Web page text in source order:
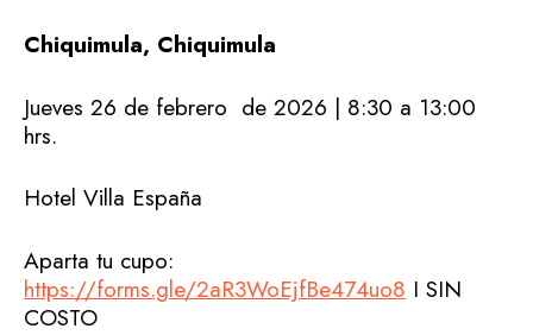
Chiquimula, Chiquimula
Jueves 26 de febrero de 2026 | 8:30 a 13:00
hrs.
Hotel Villa España
Aparta tu cupo:
https://forms.gle/2aR3WoEjfBe474uo8 I SIN
COSTO